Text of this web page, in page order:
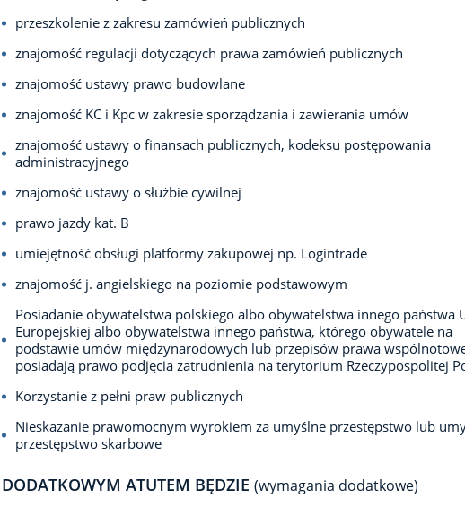
przeszkolenie z zakresu zamówień publicznych
znajomość regulacji dotyczących prawa zamówień publicznych
znajomość ustawy prawo budowlane
znajomość KC i Kpc w zakresie sporządzania i zawierania umów
znajomość ustawy o finansach publicznych, kodeksu postępowania
administracyjnego
znajomość ustawy o służbie cywilnej
prawo jazdy kat. B
umiejętność obsługi platformy zakupowej np. Logintrade
znajomość j. angielskiego na poziomie podstawowym
Posiadanie obywatelstwa polskiego albo obywatelstwa innego państwa
Europejskiej albo obywatelstwa innego państwa, którego obywatele na
podstawie umów międzynarodowych lub przepisów prawa
posiadają prawo podjęcia zatrudnienia na terytorium Rzeczypospolitej
Korzystanie z pełni praw publicznych
Nieskazanie prawomocnym wyrokiem za umyślne przestępstwo lub
przestępstwo skarbowe
DODATKOWYM ATUTEM BĘDZIE (wymagania dodatkowe)